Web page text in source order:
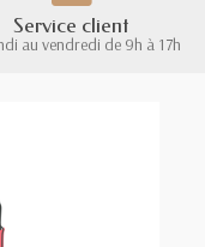
Service client
au vendredi de 9h à 17h